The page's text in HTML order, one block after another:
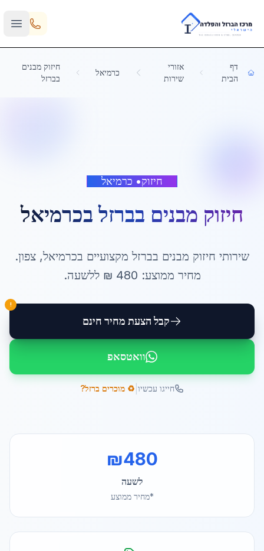
Skip to main content
דף
הבית
אזורי
שירות
כרמיאל
חיזוק מבנים
בברזל
חיזוק• כרמיאל
חיזוק מבנים בברזלבכרמיאל
שירותי חיזוק מבנים בברזל מקצועיים בכרמיאל, צפון.
מחיר ממוצע: 480 ₪ ללשעה.
קבל הצעת מחיר חינם
!
וואטסאפ
חייגו עכשיו ♻️ מוכרים ברזל?
₪480
לשעה
*מחיר ממוצע